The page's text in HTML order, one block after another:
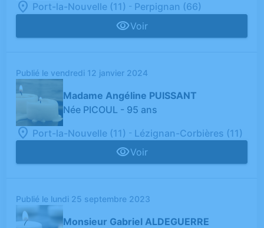
Port-la-Nouvelle (11) - Perpignan (66)
Voir
Publié le vendredi 12 janvier 2024
Madame Angéline PUISSANT
Née PICOUL - 95 ans
Port-la-Nouvelle (11) - Lézignan-Corbières (11)
Voir
Publié le lundi 25 septembre 2023
Monsieur Gabriel ALDEGUERRE